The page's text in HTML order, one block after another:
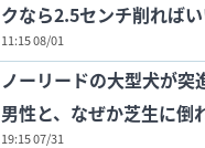
クなら2.5センチ削ればい
11:15 08/01
ノーリードの大型犬が突
男性と、なぜか芝生に倒
19:15 07/31